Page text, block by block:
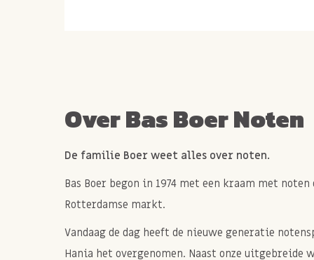
Deze reep is extra groot van stuk, ruim 250
chocoladeliefhebber.
Over Bas Boer Noten
De familie Boer weet alles over noten.
Bas Boer begon in 1974 met een kraam met
Rotterdamse markt.
Vandaag de dag heeft de nieuwe generatie
Hania het overgenomen. Naast onze uitgebreide